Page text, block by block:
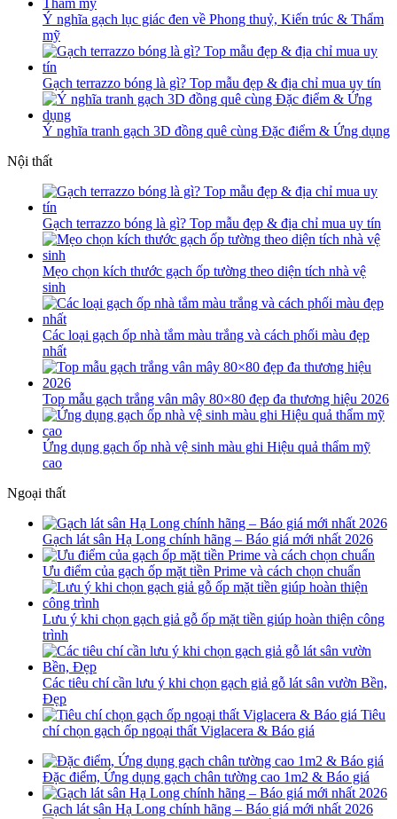
Ý nghĩa gạch lục giác đen về Phong thuỷ, Kiến trúc & Thẩm
mỹ
Gạch terrazzo bóng là gì? Top mẫu đẹp & địa chỉ mua uy tín
Ý nghĩa tranh gạch 3D đồng quê cùng Đặc điểm & Ứng dụng
Nội thất
Gạch terrazzo bóng là gì? Top mẫu đẹp & địa chỉ mua uy tín
Mẹo chọn kích thước gạch ốp tường theo diện tích nhà vệ
sinh
Các loại gạch ốp nhà tắm màu trắng và cách phối màu đẹp
nhất
Top mẫu gạch trắng vân mây 80×80 đẹp đa thương hiệu 2026
Ứng dụng gạch ốp nhà vệ sinh màu ghi Hiệu quả thẩm mỹ
cao
Ngoại thất
Gạch lát sân Hạ Long chính hãng – Báo giá mới nhất 2026
Ưu điểm của gạch ốp mặt tiền Prime và cách chọn chuẩn
Lưu ý khi chọn gạch giả gỗ ốp mặt tiền giúp hoàn thiện công
trình
Các tiêu chí cần lưu ý khi chọn gạch giả gỗ lát sân vườn Bền,
Đẹp
Tiêu
chí chọn gạch ốp ngoại thất Viglacera & Báo giá
Đặc điểm, Ứng dụng gạch chân tường cao 1m2 & Báo giá
Gạch lát sân Hạ Long chính hãng – Báo giá mới nhất 2026